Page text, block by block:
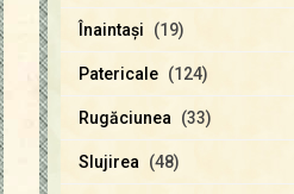
Înaintaşi (19)
Patericale (124)
Rugăciunea (33)
Slujirea (48)